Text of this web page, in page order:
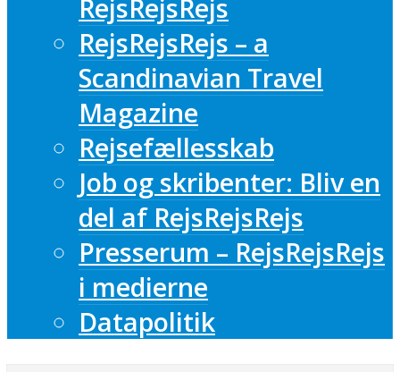
RejsRejsRejs
RejsRejsRejs – a
Scandinavian Travel
Magazine
Rejsefællesskab
Job og skribenter: Bliv en
del af RejsRejsRejs
Presserum – RejsRejsRejs
i medierne
Datapolitik